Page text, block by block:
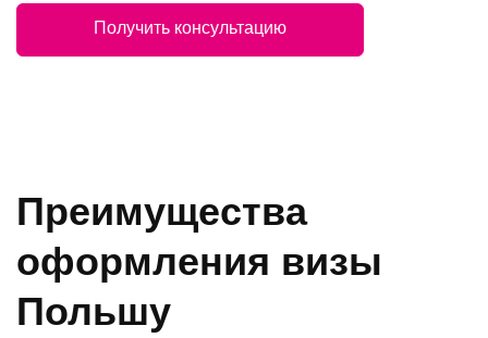
Получить консультацию
Преимущества
оформления визы
Польшу